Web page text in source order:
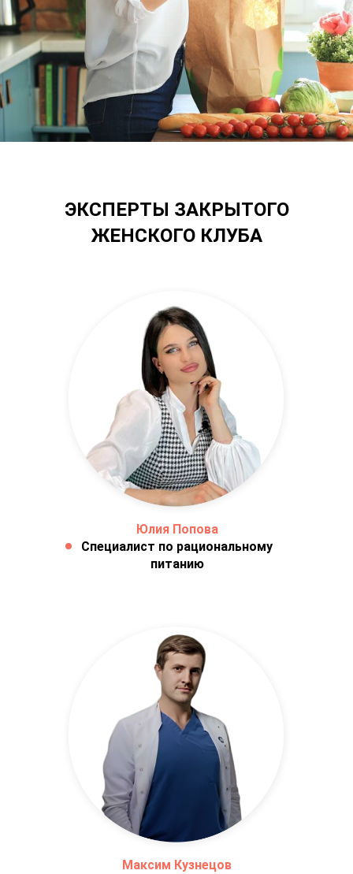
ЭКСПЕРТЫ ЗАКРЫТОГО
ЖЕНСКОГО КЛУБА
Юлия Попова
Специалист по рациональному
питанию
Максим Кузнецов